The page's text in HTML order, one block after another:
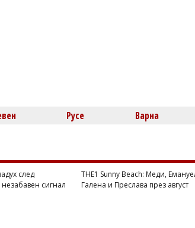
Русе Варна
след
сигнал
THE1 Sunny Beach: Меди,
Галена и Преслава през август